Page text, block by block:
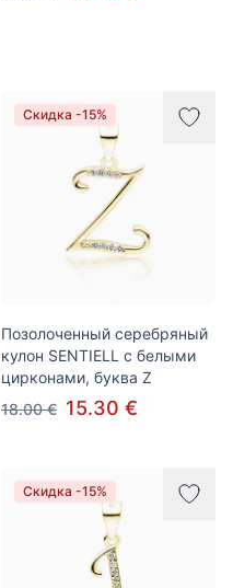
Скидка -15%
Позолоченный серебряный
кулон SENTIELL с белыми
цирконами, буква Z
18.00 € 15.30 €
Скидка -15%